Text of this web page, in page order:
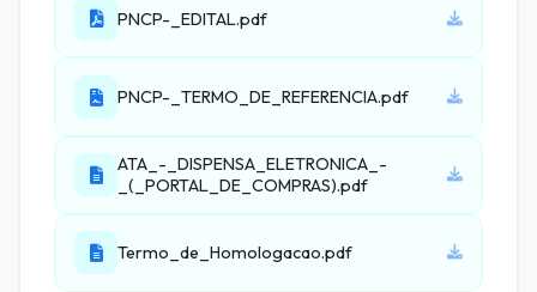
PNCP-_EDITAL.pdf
PNCP-_TERMO_DE_REFERENCIA.pdf
ATA_-_DISPENSA_ELETRONICA_-
_(_PORTAL_DE_COMPRAS).pdf
Termo_de_Homologacao.pdf